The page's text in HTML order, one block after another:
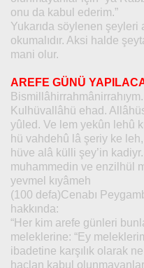
onu da kabul ederim.”
Yukarıda söylenen
okumalıdır. Aksi halde
mani olur.
AREFE GÜNÜ
Bismillâhirrahmânirrahıym.
Kulhüvallâhü ehad.
yûled. Ve lem yekûn lehû
hü vahdehû lâ şeriy ke
hüve alâ külli şey’in
muhammedin ve enzilhül
yevmel kıyâmeh
(100 defa)Cenabı
hakkında:
“Her kim arefe günleri
meleklerine: “Ey
ibadetine karşılık olarak
haclan kabul